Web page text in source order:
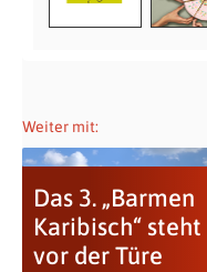
Weiter mit:
Das 3. „Barmen
Karibisch“ steht
vor der Türe